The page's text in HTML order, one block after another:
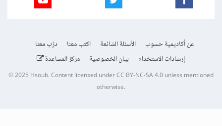
عن أكاديمية حسوب الأسئلة الشائعة اكتب معنا
درّب معنا
إرشادات الاستخدام
بيان الخصوصية مركز المساعدة
© 2025Hsoub.Content licensed underCC BY-NC-SA 4.0unless mentioned
otherwise.